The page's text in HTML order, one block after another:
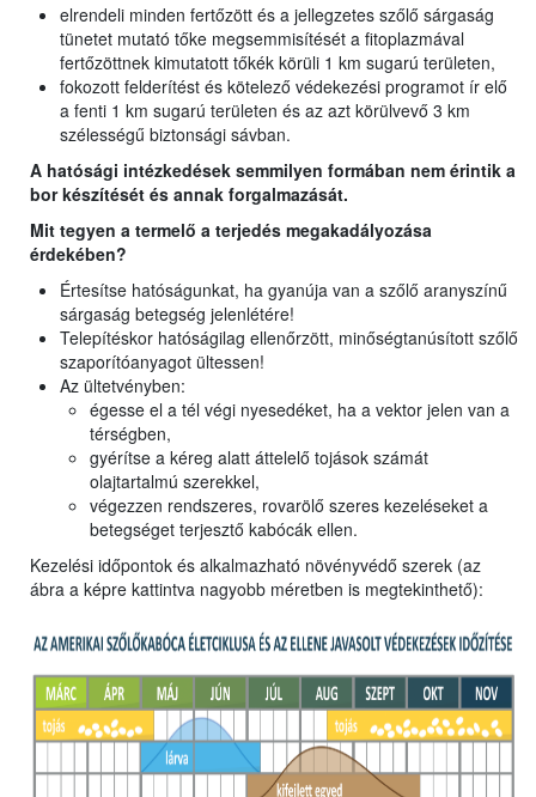
elrendeli minden fertőzött és a jellegzetes szőlő sárgaság
tünetet mutató tőke megsemmisítését a fitoplazmával
fertőzöttnek kimutatott tőkék körüli 1 km sugarú területen,
fokozott felderítést és kötelező védekezési programot ír elő
a fenti 1 km sugarú területen és az azt körülvevő 3 km
szélességű biztonsági sávban.
A hatósági intézkedések semmilyen formában nem érintik a
bor készítését és annak forgalmazását.
Mit tegyen a termelő a terjedés megakadályozása
érdekében?
Értesítse hatóságunkat, ha gyanúja van a szőlő aranyszínű
sárgaság betegség jelenlétére!
Telepítéskor hatóságilag ellenőrzött, minőségtanúsított szőlő
szaporítóanyagot ültessen!
Az ültetvényben:
égesse el a tél végi nyesedéket, ha a vektor jelen van a
térségben,
gyérítse a kéreg alatt áttelelő tojások számát
olajtartalmú szerekkel,
végezzen rendszeres, rovarölő szeres kezeléseket a
betegséget terjesztő kabócák ellen.
Kezelési időpontok és alkalmazható növényvédő szerek (az
ábra a képre kattintva nagyobb méretben is megtekinthető):